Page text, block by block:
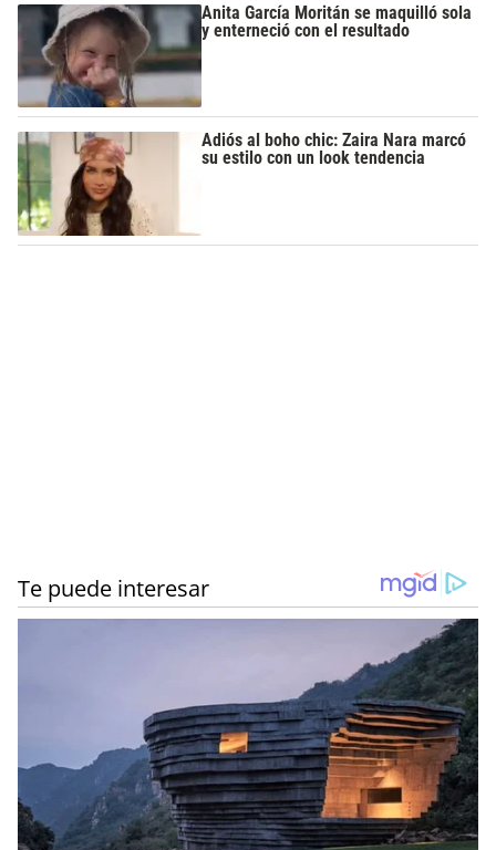
Anita García Moritán se maquilló sola
y enterneció con el resultado
Adiós al boho chic: Zaira Nara marcó
su estilo con un look tendencia